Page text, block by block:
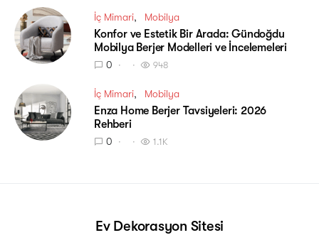
İç Mimari Mobilya
Konfor ve Estetik Bir Arada: Gündoğdu
Mobilya Berjer Modelleri ve İncelemeleri
0 948
İç Mimari Mobilya
Enza Home Berjer Tavsiyeleri: 2026
Rehberi
0 1.1K
Ev Dekorasyon Sitesi